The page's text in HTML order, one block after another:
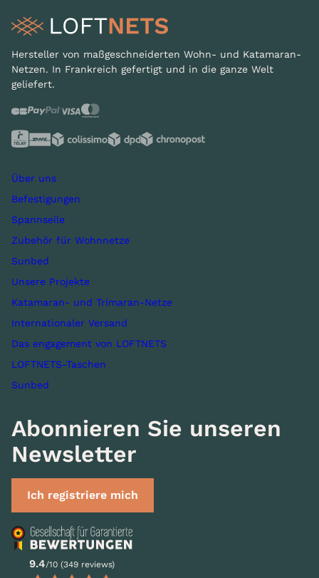
Hersteller von maßgeschneiderten Wohn- und Katamaran-
Netzen. In Frankreich gefertigt und in die ganze Welt
geliefert.
Über uns
Befestigungen
Spannseile
Zubehör für Wohnnetze
Sunbed
Unsere Projekte
Katamaran- und Trimaran-Netze
Internationaler Versand
Das engagement von LOFTNETS
LOFTNETS-Taschen
Sunbed
Abonnieren Sie unseren
Newsletter
Ich registriere mich
9.4/10 (349 reviews)